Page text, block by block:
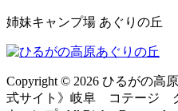
姉妹キャンプ場 あぐりの丘
Copyright © 2026 ひるがの高
式サイト》岐阜 コテージ